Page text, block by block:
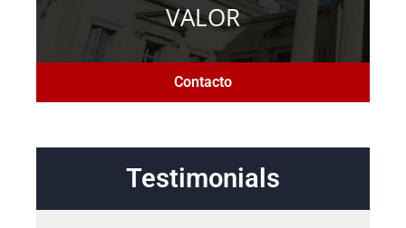
VALOR
Contacto
Testimonials